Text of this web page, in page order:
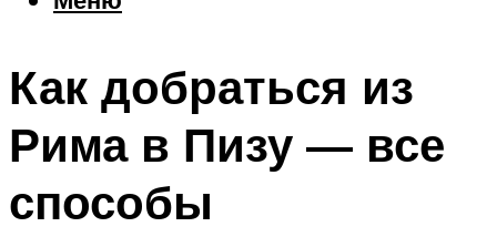
Шоппинг
Что посетить
Меню
Как добраться из
Рима в Пизу — все
способы